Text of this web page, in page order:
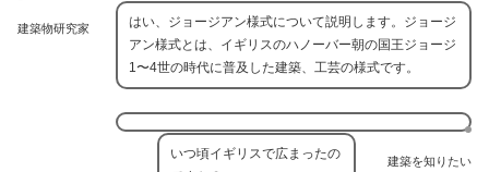
建築物研究家
はい、ジョージアン様式について説明します。ジョージ
アン様式とは、イギリスのハノーバー朝の国王ジョージ
1〜4世の時代に普及した建築、工芸の様式です。
建築を知りたい
いつ頃イギリスで広まったの